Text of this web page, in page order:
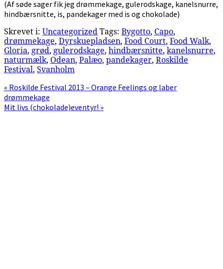
(Af søde sager fik jeg drømmekage, gulerodskage, kanelsnurre,
hindbærsnitte, is, pandekager med is og chokolade)
Skrevet i: Uncategorized Tags: Bygotto, Capo,
drømmekage, Dyrskuepladsen, Food Court, Food Walk,
Gloria, grød, gulerodskage, hindbærsnitte, kanelsnurre,
naturmælk, Odean, Palæo, pandekager, Roskilde
Festival, Svanholm
Previous
Post:
« Roskilde Festival 2013 – Orange Feelings og laber
drømmekage
Next
Mit livs (chokolade)eventyr! »